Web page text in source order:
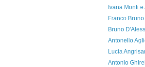
Ivana Monti
Franco
Bruno
Antonello
Lucia
Antonio